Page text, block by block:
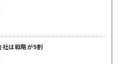
社は戦略が9割